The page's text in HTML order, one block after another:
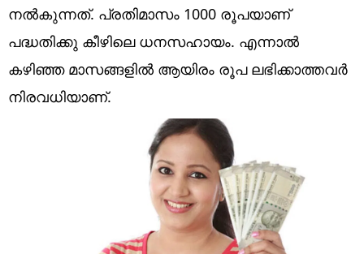
Technology
Religion
Web Story
നൽകുന്നത്. പ്രതിമാസം 1000 രൂപയാണ്
പദ്ധതിക്കു കീഴിലെ ധനസഹായം. എന്നാൽ
കഴിഞ്ഞ മാസങ്ങളിൽ ആയിരം രൂപ ലഭിക്കാത്തവർ
നിരവധിയാണ്.